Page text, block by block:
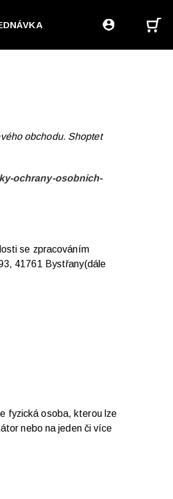
obchodu. Shoptet
ochrany-osobnich-
se zpracováním
41761 Bystřany(dále
fyzická osoba, kterou lze
nebo na jeden či více